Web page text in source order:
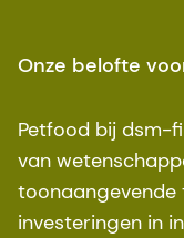
Onze belofte
Petfood bij dsm-
van
toonaangevende
investeringen in